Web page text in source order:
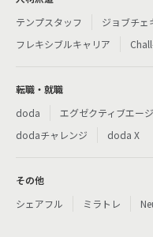
テンプスタッフ
ジョブチェ
フレキシブルキャリア
転職・就職
doda
エグゼクティブエー
dodaチャレンジ
doda X
その他
シェアフル
ミラトレ